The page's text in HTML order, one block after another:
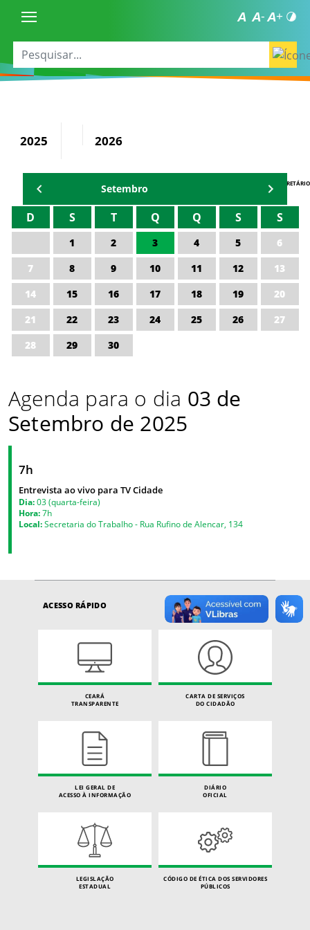
2025 2026
AGENDA DO SECRETÁRIO
Setembro
D S T Q Q S S
1 2 3 4 5
6
7
8 9 10 11 12
13
14
15 16 17 18 19
20
21
22 23 24 25 26
27
28
29 30
Agenda para o dia 03 de
Setembro de 2025
7h
Entrevista ao vivo para TV Cidade
Dia:03 (quarta-feira)
Hora:7h
Local:Secretaria do Trabalho - Rua Rufino de Alencar, 134
ACESSO RÁPIDO
CEARÁ
TRANSPARENTE
CARTA DE SERVIÇOS
DO CIDADÃO
LEI GERAL DE
ACESSO À INFORMAÇÃO
DIÁRIO
OFICIAL
LEGISLAÇÃO
ESTADUAL
CÓDIGO DE ÉTICA DOS SERVIDORES
PÚBLICOS